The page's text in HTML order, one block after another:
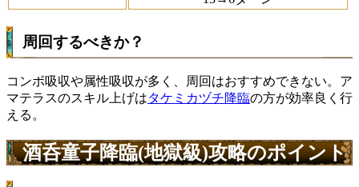
周回するべきか？
コンボ吸収や属性吸収が多く、周回はおすすめできない。ア
マテラスのスキル上げはタケミカヅチ降臨の方が効率良く行
える。
酒呑童子降臨(地獄級)攻略のポイント